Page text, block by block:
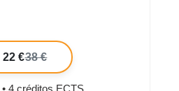
22 €38 €
4 créditos ECTS